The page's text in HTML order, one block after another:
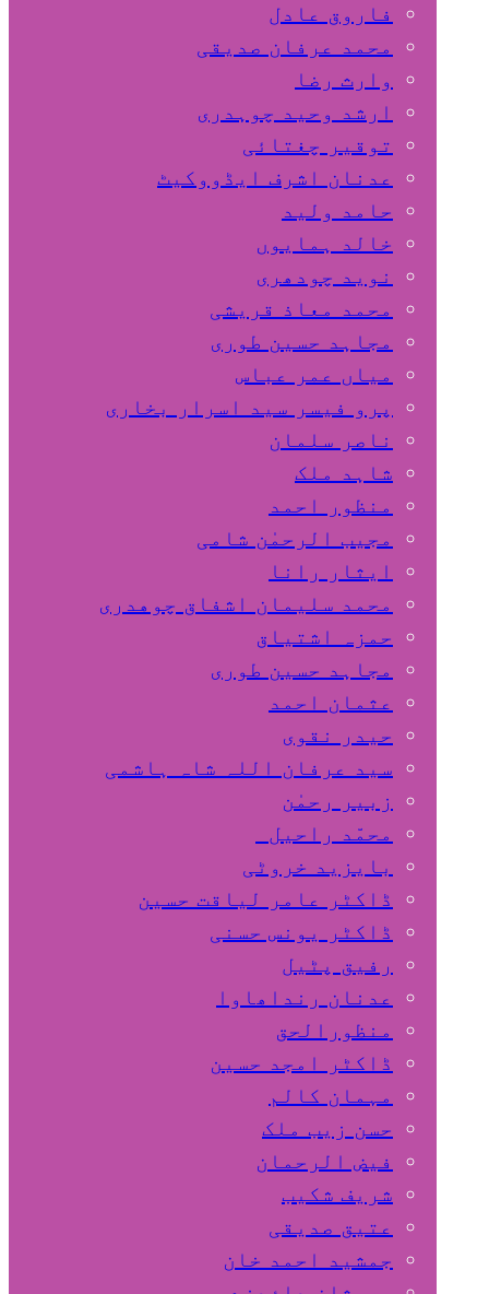
فاروق عادل
محمد عرفان صدیقی
وارث رضا
ارشد وحید چوہدری
توقیر چغتائی
عدنان اشرف ایڈووکیٹ
حامد ولید
خالد ہمایوں
نوید چودھری
محمد معاذ قریشی
مجاہد حسین طوری
میاں عمر عباس
پرو فیسر سید اسرار بخاری
ناصر سلمان
شاہد ملک
منظور احمد
مجیب الرحمٰن شامی
ایثار رانا
محمد سلیمان اشفاق چوهدری
حمزہ اشتیاق
مجاہد حسین طوری
عثمان احمد
حیدر نقوی
سید عرفان اللہ شاہ ہاشمی
زبیر رحمٰن
محمّد راحیل
بایزید خروٹی
ڈاکٹر عامر لیاقت حسین
ڈاکٹر یونس حسنی
رفیق پٹیل
عدنان رنداھاوا
منظورالحق
ڈاکٹر امجد حسین
مہمان کالم
حسن زیب ملک
فیض الرحمان
شریف شکیب
عتیق صدیقی
جمشید احمد خان